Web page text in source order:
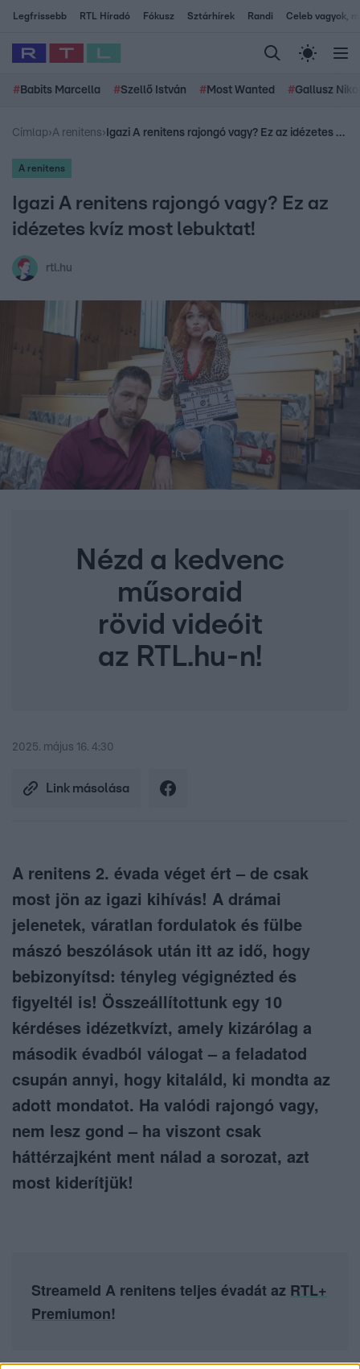
Legfrissebb RTL Híradó Fókusz Sztárhírek Randi Celeb vagyok,
# Babits Marcella #Szellő István # Most Wanted #Gallusz
Címlap›A renitens› Igazi A renitens rajongó vagy? Ez az idézetes kvíz most lebuktat!
A renitens
Igazi A renitens rajongó vagy? Ez az
idézetes kvíz most lebuktat!
rtl.hu
Nézd a kedvenc
műsoraid
rövid videóit
az RTL.hu-n!
2025. május 16. 4:30
Link másolása
A renitens 2. évada véget ért – de csak
most jön az igazi kihívás! A drámai
jelenetek, váratlan fordulatok és fülbe
mászó beszólások után itt az idő, hogy
bebizonyítsd: tényleg végignézted és
figyeltél is! Összeállítottunk egy 10
kérdéses idézetkvízt, amely kizárólag a
második évadból válogat – a feladatod
csupán annyi, hogy kitaláld, ki mondta az
adott mondatot. Ha valódi rajongó vagy,
nem lesz gond – ha viszont csak
háttérzajként ment nálad a sorozat, azt
most kiderítjük!
Streameld A renitens teljes évadát az RTL+
Premiumon!